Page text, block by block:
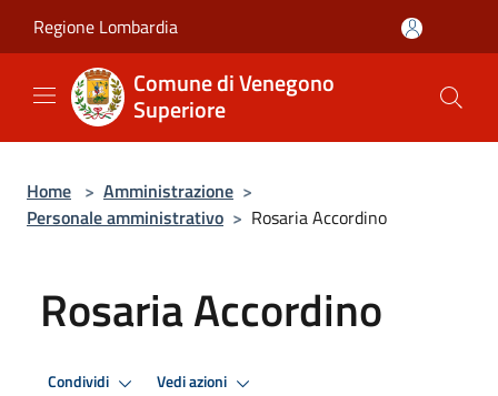
Regione Lombardia
Comune di Venegono
Superiore
Home > Amministrazione >
Personale amministrativo > Rosaria Accordino
Rosaria Accordino
Condividi Vedi azioni